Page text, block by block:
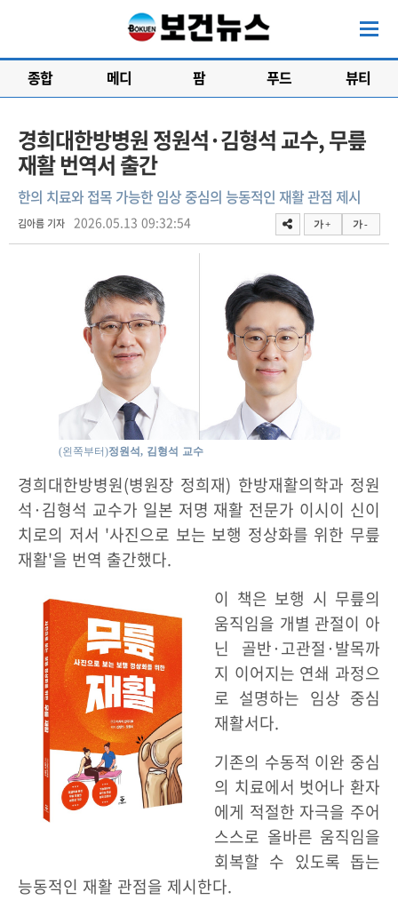
종합 메디 팜 푸드 뷰티
경희대한방병원 정원석·김형석 교수, 무릎
재활 번역서 출간
한의 치료와 접목 가능한 임상 중심의 능동적인 재활 관점 제시
김아름 기자 2026.05.13 09:32:54 가 + 가 -
(왼쪽부터)정원석, 김형석 교수
경희대한방병원(병원장 정희재) 한방재활의학과 정원
석·김형석 교수가 일본 저명 재활 전문가 이시이 신이
치로의 저서 '사진으로 보는 보행 정상화를 위한 무릎
재활'을 번역 출간했다.
이 책은 보행 시 무릎의
움직임을 개별 관절이 아
닌 골반·고관절·발목까
지 이어지는 연쇄 과정으
로 설명하는 임상 중심
재활서다.
기존의 수동적 이완 중심
의 치료에서 벗어나 환자
에게 적절한 자극을 주어
스스로 올바른 움직임을
회복할 수 있도록 돕는
능동적인 재활 관점을 제시한다.